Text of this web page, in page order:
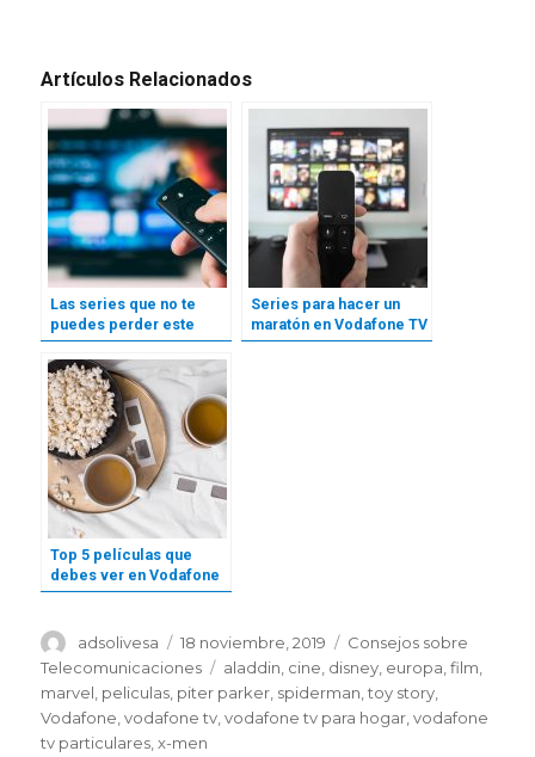
Artículos Relacionados
Las series que no te
puedes perder este
2020
Series para hacer un
maratón en Vodafone TV
Top 5 películas que
debes ver en Vodafone
TV
Autor
adsolivesa
Publicado
el
18 noviembre, 2019 Categorías
Consejos sobre
Telecomunicaciones
Etiquetas
aladdin cine disney europa ,film
marvel peliculas piter parker spiderman ,toy story
Vodafone ,vodafone tv ,vodafone tv para hogar ,vodafone
tv particulares ,x-men